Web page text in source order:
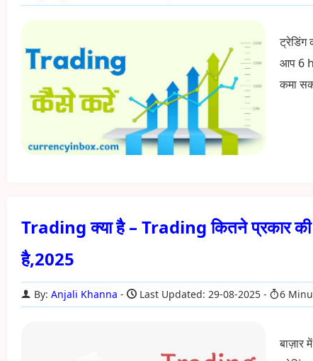
ट्रेडिंग
आप 6
कमा
Trading क्या है – Trading कितने प्रकार की
है,2025
By:Anjali Khanna Last Updated: 29-08-2025 6
बाज़ार